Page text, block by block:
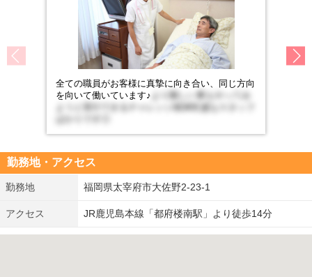
全ての職員がお客様に真摯に向き合い、同じ方向
を向いて働いています♪ より難しい事もやってみ
ようと実行できるチャレンジ精神旺盛なスタッフ
勤務地・アクセス
勤務地 福岡県太宰府市大佐野2-23-1
アクセス JR鹿児島本線「都府楼南駅」より徒歩14分